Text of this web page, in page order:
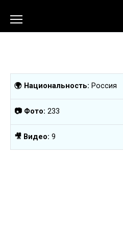
содержанию
🌍 Национальность: Россия
📷 Фото:233
🎥 Видео:9